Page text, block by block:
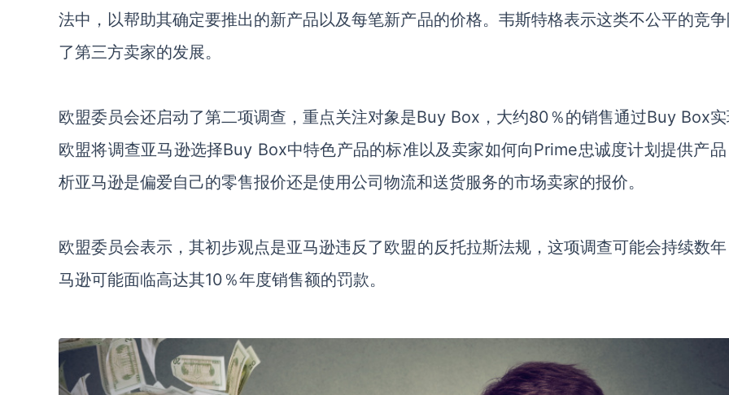
法中，以帮助其确定要推出的新产品以及每笔新产品的价格。 韦斯特格表示这类不公平的竞争
了第三方卖家的发展。
欧盟委员会还启动了第二项调查，重点关注对象是Buy Box， 大约80％的销售通过Buy Box
欧盟将调查亚马逊选择Buy Box中特色产品的标准以及卖家如何向Prime忠诚度计划提供产品
析亚马逊是偏爱自己的零售报价还是使用公司物流和送货服务的市场卖家的报价。
欧盟委员会表示，其初步观点是亚马逊违反了欧盟的反托拉斯法规，这项调查可能会持续数年
马逊可能面临高达其10％年度销售额的罚款。